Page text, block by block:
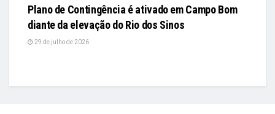
Plano de Contingência é ativado em Campo Bom
diante da elevação do Rio dos Sinos
29 de julho de 2026